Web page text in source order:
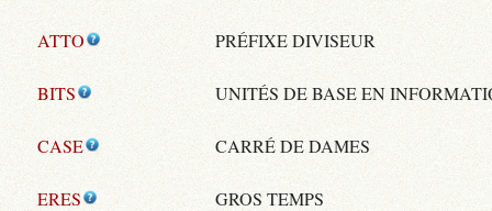
ATTO PRÉFIXE DIVISEUR
BITS UNITÉS DE BASE EN
CASE CARRÉ DE DAMES
ERES GROS TEMPS